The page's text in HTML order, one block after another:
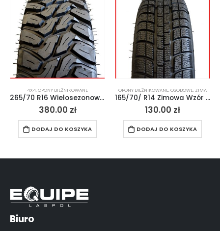
4X4,OPONY BIEŻNIKOWANE
265/70 R16 Wielosezonowa Viper 4×4 Off-road
380.00 zł
DODAJ DO KOSZYKA
OPONY BIEŻNIKOWANE,OSOBOWE, ZIMA
165/70/ R14 Zimowa Wzór Michelin Alpine2
130.00 zł
DODAJ DO KOSZYKA
Biuro